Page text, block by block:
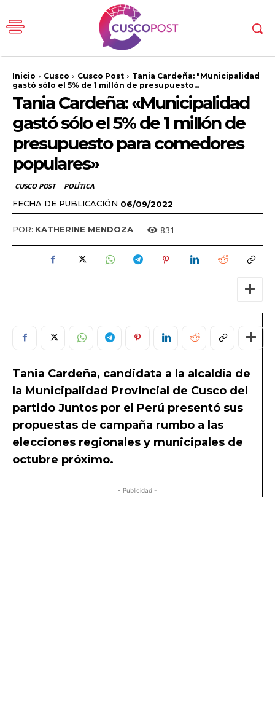
Inicio Cusco Cusco Post
Tania Cardeña: "Municipalidad
gastó sólo el 5% de 1 millón de presupuesto...
Tania Cardeña: «Municipalidad
gastó sólo el 5% de 1 millón de
presupuesto para comedores
populares»
CUSCO POST POLÍTICA
FECHA DE PUBLICACIÓN 06/09/2022
POR: KATHERINE MENDOZA 831
Tania Cardeña, candidata a la alcaldía de
la Municipalidad Provincial de Cusco del
partido Juntos por el Perú presentó sus
propuestas de campaña rumbo a las
elecciones regionales y municipales de
octubre próximo.
- Publicidad -